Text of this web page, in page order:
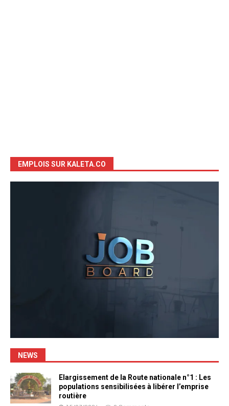
EMPLOIS SUR KALETA.CO
NEWS
Elargissement de la Route nationale n°1 : Les
populations sensibilisées à libérer l’emprise
routière